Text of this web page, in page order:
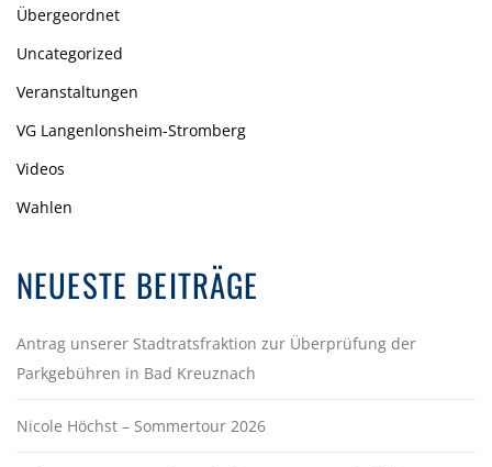
Übergeordnet
Uncategorized
Veranstaltungen
VG Langenlonsheim-Stromberg
Videos
Wahlen
NEUESTE BEITRÄGE
Antrag unserer Stadtratsfraktion zur Überprüfung der
Parkgebühren in Bad Kreuznach
Nicole Höchst – Sommertour 2026